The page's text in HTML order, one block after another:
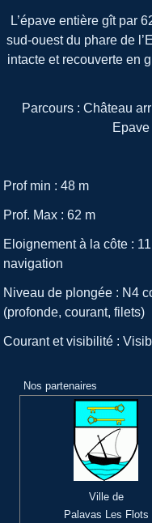
L’épave entière gît par
sud-ouest du phare de
intacte et recouverte en
Parcours : Château
Prof min : 48 m
Prof. Max : 62 m
Eloignement à la côte :
navigation
Niveau de plongée : N4
(profonde, courant, filets)
Courant et visibilité :
Nos partenaires
Ville de
Palavas Les Flots